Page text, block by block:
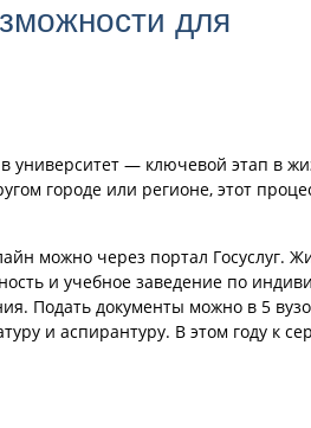
для
университет — ключевой этап в
городе или регионе, этот
можно через портал Госуслуг.
и учебное заведение по
Подать документы можно в 5
и аспирантуру. В этом году к